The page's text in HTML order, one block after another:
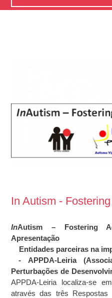
In Autism -
InAutism – Fostering
Apresentação
Entidades parceiras na
- APPDA-Leiria
Perturbações de
APPDA-Leiria localiza-se
através das três Respostas